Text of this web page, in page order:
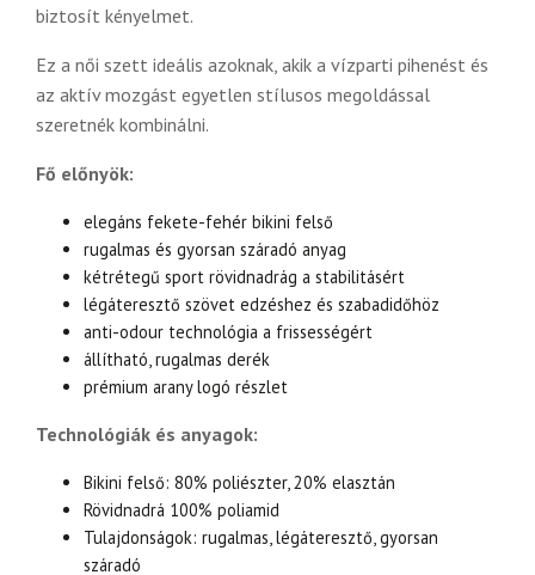
biztosít kényelmet.
Ez a női szett ideális azoknak, akik a vízparti pihenést és
az aktív mozgást egyetlen stílusos megoldással
szeretnék kombinálni.
Fő előnyök:
elegáns fekete-fehér bikini felső
rugalmas és gyorsan száradó anyag
kétrétegű sport rövidnadrág a stabilitásért
légáteresztő szövet edzéshez és szabadidőhöz
anti-odour technológia a frissességért
állítható, rugalmas derék
prémium arany logó részlet
Technológiák és anyagok:
Bikini felső: 80% poliészter, 20% elasztán
Rövidnadrá 100% poliamid
Tulajdonságok: rugalmas, légáteresztő, gyorsan
száradó